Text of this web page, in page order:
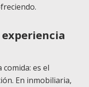
es el
En inmobiliaria,